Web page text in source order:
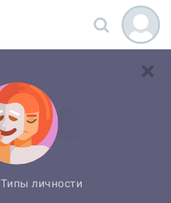
Типы личности